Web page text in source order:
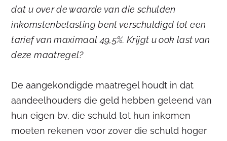
dat u over de waarde van die schulden
inkomstenbelasting bent verschuldigd tot een
tarief van maximaal 49,5%. Krijgt u ook last van
deze maatregel?
De aangekondigde maatregel houdt in dat
aandeelhouders die geld hebben geleend van
hun eigen bv, die schuld tot hun inkomen
moeten rekenen voor zover die schuld hoger